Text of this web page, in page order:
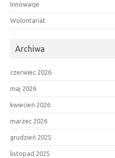
Innowacje
Wolontariat
Archiwa
czerwiec 2026
maj 2026
kwiecień 2026
marzec 2026
grudzień 2025
listopad 2025